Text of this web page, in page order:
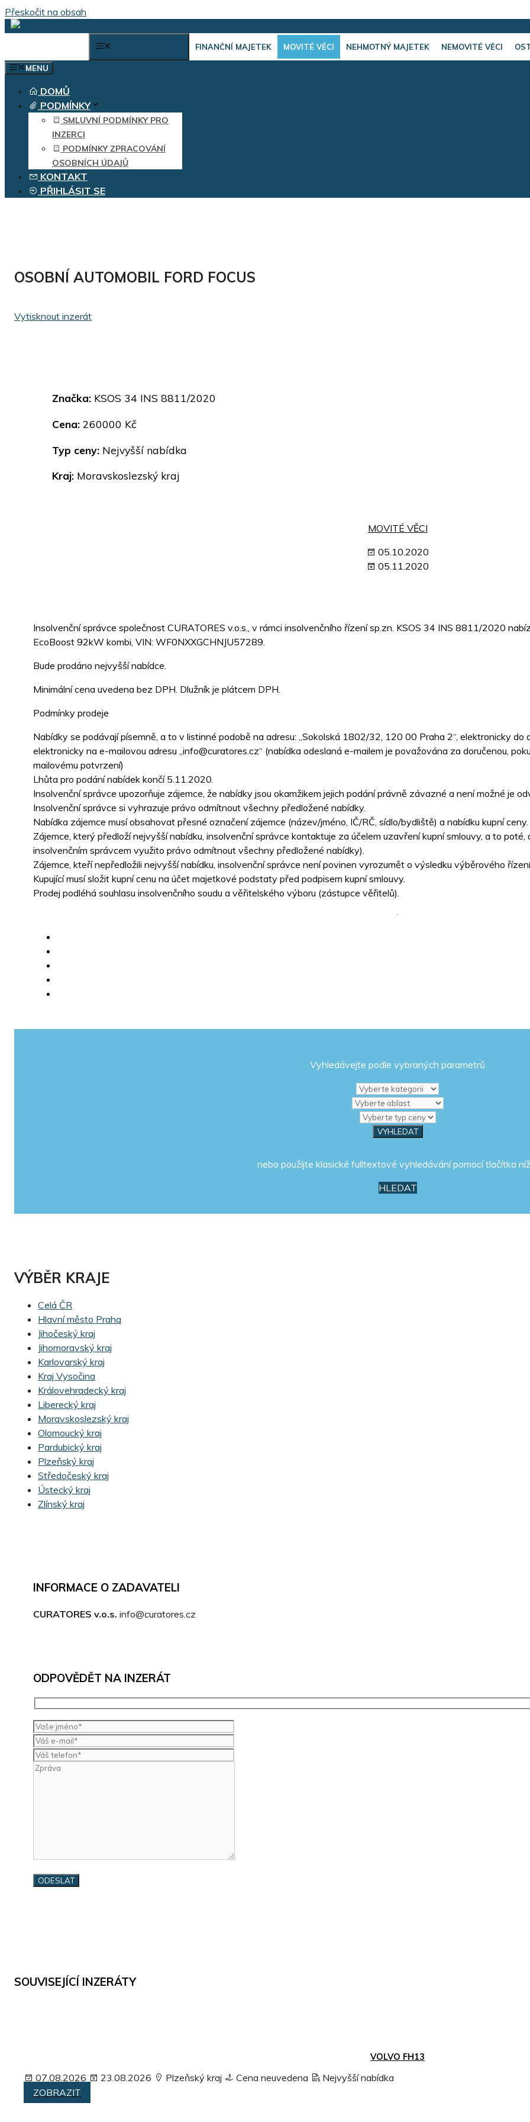
Přeskočit na obsah
FINANČNÍ MAJETEK MOVITÉ VĚCI NEHMOTNÝ MAJETEK NEMOVITÉ VĚCI
MENU
DOMŮ
PODMÍNKY
SMLUVNÍ PODMÍNKY PRO
INZERCI
PODMÍNKY ZPRACOVÁNÍ
OSOBNÍCH ÚDAJŮ
KONTAKT
PŘIHLÁSIT SE
OSOBNÍ AUTOMOBIL FORD FOCUS
Vytisknout inzerát
Značka: KSOS 34 INS 8811/2020
Cena: 260000 Kč
Typ ceny: Nejvyšší nabídka
Kraj: Moravskoslezský kraj
MOVITÉ VĚCI
05.10.2020
05.11.2020
Insolvenční správce společnost CURATORES v.o.s., v rámci insolvenčního řízení sp.zn. KSOS 34 INS 8811/2020
EcoBoost 92kW kombi, VIN: WF0NXXGCHNJU57289.
Bude prodáno nejvyšší nabídce.
Minimální cena uvedena bez DPH. Dlužník je plátcem DPH.
Podmínky prodeje
Nabídky se podávají písemně, a to v listinné podobě na adresu: „Sokolská 1802/32, 120 00 Praha 2“, elektronicky
elektronicky na e-mailovou adresu „info@curatores.cz“ (nabídka odeslaná e-mailem je považována za doručenou,
mailovému potvrzení)
Lhůta pro podání nabídek končí 5.11.2020.
Insolvenční správce upozorňuje zájemce, že nabídky jsou okamžikem jejich podání právně závazné a není možné je
Insolvenční správce si vyhrazuje právo odmítnout všechny předložené nabídky.
Nabídka zájemce musí obsahovat přesné označení zájemce (název/jméno, IČ/RČ, sídlo/bydliště) a nabídku kupní ceny.
Zájemce, který předloží nejvyšší nabídku, insolvenční správce kontaktuje za účelem uzavření kupní smlouvy, a to
insolvenčním správcem využito právo odmítnout všechny předložené nabídky).
Zájemce, kteří nepředložili nejvyšší nabídku, insolvenční správce není povinen vyrozumět o výsledku výběrového
Kupující musí složit kupní cenu na účet majetkové podstaty před podpisem kupní smlouvy.
Prodej podléhá souhlasu insolvenčního soudu a věřitelského výboru (zástupce věřitelů).
Vyhledávejte podle vybraných parametrů
nebo použijte klasické fulltextové vyhledávání pomocí tlačítka
HLEDAT
VÝBĚR KRAJE
Celá ČR
Hlavní město Praha
Jihočeský kraj
Jihomoravský kraj
Karlovarský kraj
Kraj Vysočina
Královehradecký kraj
Liberecký kraj
Moravskoslezský kraj
Olomoucký kraj
Pardubický kraj
Plzeňský kraj
Středočeský kraj
Ústecký kraj
Zlínský kraj
INFORMACE O ZADAVATELI
CURATORES v.o.s. info@curatores.cz
ODPOVĚDĚT NA INZERÁT
SOUVISEJÍCÍ INZERÁTY
VOLVO FH13
07.08.2026 23.08.2026 Plzeňský kraj Cena neuvedena
Nejvyšší nabídka
ZOBRAZIT